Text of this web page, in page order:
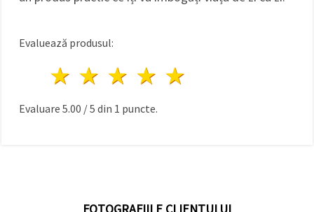
Evaluează produsul:
4 stele
3 stele
2 stele
1 stea
Evaluare 5.00 /5 din 1 puncte.
FOTOGRAFIILE CLIENTULUI